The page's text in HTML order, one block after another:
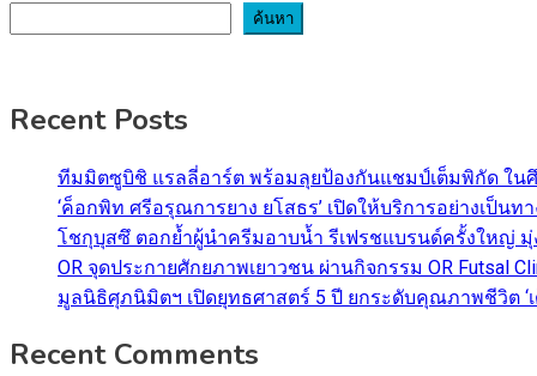
ค้นหา
Recent Posts
ทีมมิตซูบิชิ แรลลี่อาร์ต พร้อมลุยป้องกันแชมป์เต็มพิกัด ใน
‘ค็อกพิท ศรีอรุณการยาง ยโสธร’ เปิดให้บริการอย่างเป็น
โชกุบุสซึ ตอกย้ำผู้นำครีมอาบน้ำ รีเฟรชแบรนด์ครั้งใหญ่ มุ่
OR จุดประกายศักยภาพเยาวชน ผ่านกิจกรรม OR Futsal
มูลนิธิศุภนิมิตฯ เปิดยุทธศาสตร์ 5 ปี ยกระดับคุณภาพชีวิต
Recent Comments